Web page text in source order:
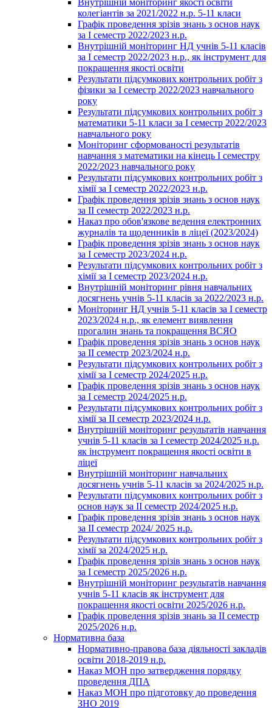
Внутрішній моніторинг якості освіти
колегіантів за 2021/2022 н.р. 5-11 класи
Графік проведення зрізів знань з основ наук
за І семестр 2022/2023 н.р.
Внутрішній моніторинг НД учнів 5-11 класів
за І семестр 2022/2023 н.р., як інструмент для
покращення якості освіти
Результати підсумкових контрольних робіт з
фізики за І семестр 2022/2023 навчального
року
Результати підсумкових контрольних робіт з
математики 5-11 класи за І семестр 2022/2023
навчального року
Моніторинг сформованості результатів
навчання з математики на кінець І семестру
2022/2023 навчального року
Результати підсумкових контрольних робіт з
хімії за І семестр 2022/2023 н.р.
Графік проведення зрізів знань з основ наук
за ІІ семестр 2022/2023 н.р.
Наказ про обов'язкове ведення електронних
журналів та щоденників в ліцеї (2023/2024)
Графік проведення зрізів знань з основ наук
за І семестр 2023/2024 н.р.
Результати підсумкових контрольних робіт з
хімії за І семестр 2023/2024 н.р.
Внутрішній моніторинг рівня навчальних
досягнень учнів 5-11 класів за 2022/2023 н.р.
Моніторинг НД учнів 5-11 класів за І семестр
2023/2024 н.р., як елемент виявлення
прогалин знань та покращення ВСЯО
Графік проведення зрізів знань з основ наук
за ІІ семестр 2023/2024 н.р.
Результати підсумкових контрольних робіт з
хімії за І семестр 2024/2025 н.р.
Графік проведення зрізів знань з основ наук
за І семестр 2024/2025 н.р.
Результати підсумкових контрольних робіт з
хімії за ІІ семестр 2023/2024 н.р.
Внутрішній моніторинг результатів навчання
учнів 5-11 класів за І семестр 2024/2025 н.р.
як інструмент покращення якості освіти в
ліцеї
Внутрішній моніторинг навчальних
досягнень учнів 5-11 класів за 2024/2025 н.р.
Результати підсумкових контрольних робіт з
основ наук за ІІ семестр 2024/2025 н.р.
Графік проведення зрізів знань з основ наук
за ІІ семестр 2024/ 2025 н.р.
Результати підсумкових контрольних робіт з
хімії за 2024/2025 н.р.
Графік проведення зрізів знань з основ наук
за І семестр 2025/2026 н.р.
Внутрішній моніторинг результатів навчання
учнів 5-11 класів як інструмент для
покращення якості освіти 2025/2026 н.р.
Графік проведення зрізів знань за ІІ семестр
2025/2026 н.р.
Нормативна база
Нормативно-правова база діяльності закладів
освіти 2018-2019 н.р.
Наказ МОН про затвердження порядку
проведення ДПА
Наказ МОН про підготовку до проведення
ЗНО 2019